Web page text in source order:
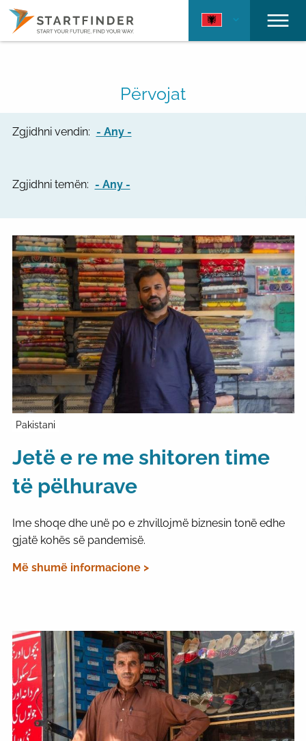
Përvojat
Zgjidhni vendin: - Any -
Zgjidhni temën: - Any -
Pakistani
Jetë e re me shitoren time
të pëlhurave
Ime shoqe dhe unë po e zhvillojmë biznesin tonë edhe
gjatë kohës së pandemisë.
Më shumë informacione >